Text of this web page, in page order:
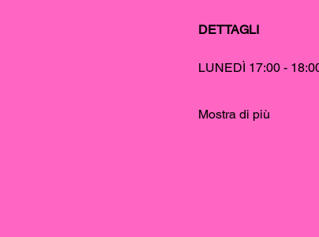
DETTAGLI
LUNEDÌ 17:00 -
Mostra di più